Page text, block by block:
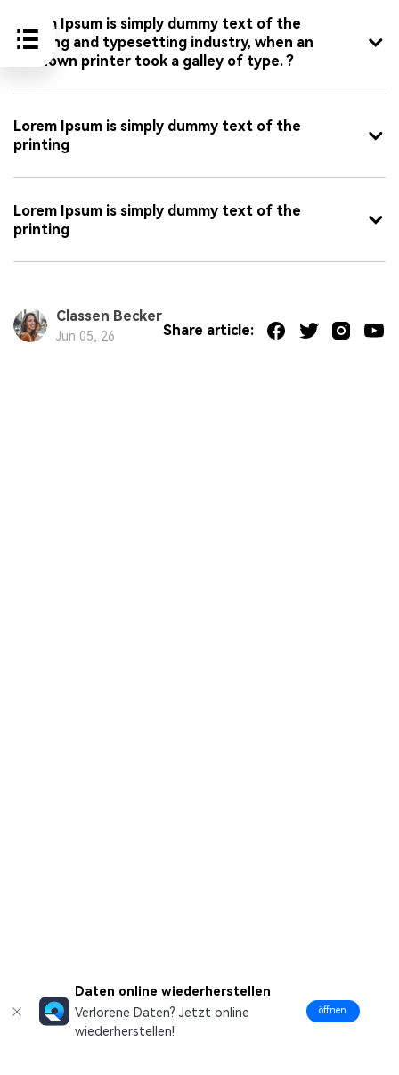
Lorem Ipsum is simply dummy text of the
printing and typesetting industry, when an
unknown printer took a galley of type. ?
Lorem Ipsum is simply dummy text of the
printing
Lorem Ipsum is simply dummy text of the
printing
Classen Becker
Jun 05, 26 Share article:
Daten online wiederherstellen
Verlorene Daten? Jetzt online
wiederherstellen!
öffnen